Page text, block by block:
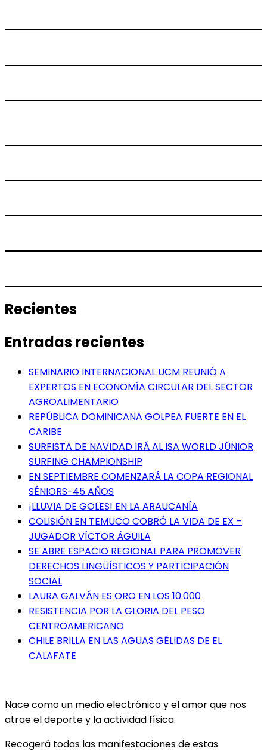
Recientes
Entradas recientes
SEMINARIO INTERNACIONAL UCM REUNIÓ A
EXPERTOS EN ECONOMÍA CIRCULAR DEL SECTOR
AGROALIMENTARIO
REPÚBLICA DOMINICANA GOLPEA FUERTE EN EL
CARIBE
SURFISTA DE NAVIDAD IRÁ AL ISA WORLD JÚNIOR
SURFING CHAMPIONSHIP
EN SEPTIEMBRE COMENZARÁ LA COPA REGIONAL
SÉNIORS-45 AÑOS
¡LLUVIA DE GOLES! EN LA ARAUCANÍA
COLISIÓN EN TEMUCO COBRÓ LA VIDA DE EX –
JUGADOR VÍCTOR ÁGUILA
SE ABRE ESPACIO REGIONAL PARA PROMOVER
DERECHOS LINGÜÍSTICOS Y PARTICIPACIÓN
SOCIAL
LAURA GALVÁN ES ORO EN LOS 10.000
RESISTENCIA POR LA GLORIA DEL PESO
CENTROAMERICANO
CHILE BRILLA EN LAS AGUAS GÉLIDAS DE EL
CALAFATE
Nace como un medio electrónico y el amor que nos
atrae el deporte y la actividad física.
Recogerá todas las manifestaciones de estas